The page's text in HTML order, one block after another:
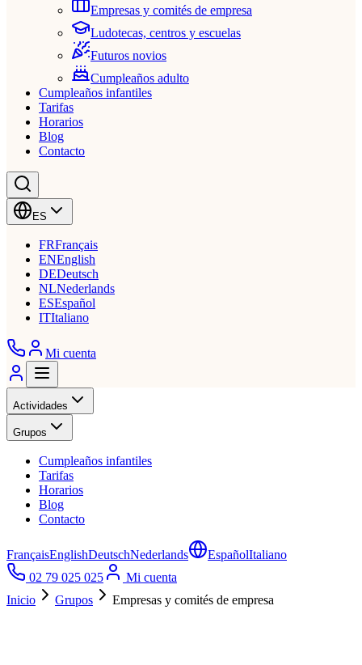
Empresas y comités de empresa
Ludotecas, centros y escuelas
Futuros novios
Cumpleaños adulto
Cumpleaños infantiles
Tarifas
Horarios
Blog
Contacto
ES
FRFrançais
ENEnglish
DEDeutsch
NLNederlands
ESEspañol
ITItaliano
Mi cuenta
Actividades
Grupos
Cumpleaños infantiles
Tarifas
Horarios
Blog
Contacto
FrançaisEnglishDeutschNederlands EspañolItaliano
02 79 025 025
Mi cuenta
Inicio
Grupos Empresas y comités de empresa